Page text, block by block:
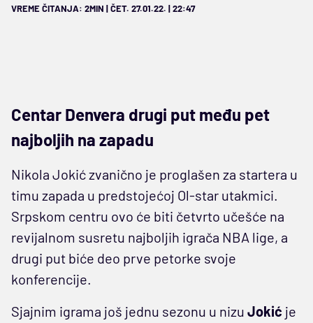
VREME ČITANJA: 2MIN | ČET. 27.01.22. | 22:47
Centar Denvera drugi put među pet
najboljih na zapadu
Nikola Jokić zvanično je proglašen za startera u
timu zapada u predstojećoj Ol-star utakmici.
Srpskom centru ovo će biti četvrto učešće na
revijalnom susretu najboljih igrača NBA lige, a
drugi put biće deo prve petorke svoje
konferencije.
Sjajnim igrama još jednu sezonu u nizu Jokić je